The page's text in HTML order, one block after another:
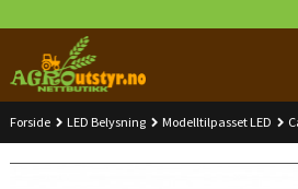
til
innholdet
Forside LED Belysning Modelltilpasset LED